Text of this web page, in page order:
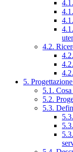
4.2.
5.
5.1.
5.2.
5.3.